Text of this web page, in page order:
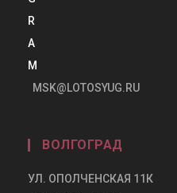
MSK@LOTOSYUG.RU
ВОЛГОГРАД
УЛ. ОПОЛЧЕНСКАЯ 11К